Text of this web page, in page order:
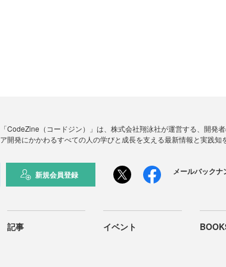
「CodeZine（コードジン）」は、株式会社翔泳社が運営する、開
ア開発にかかわるすべての人の学びと成長を支える最新情報と実践知
新規会員登録 メールバックナ
記事 イベント